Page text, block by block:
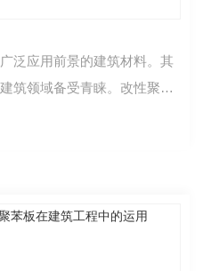
泛应用前景的建筑材料。其
筑领域备受青睐。改性聚苯